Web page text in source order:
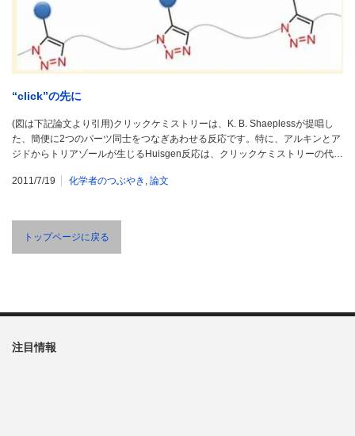
“click”の先に
(図は下記論文より引用)クリックケミストリーは、K. B. Shaeplessが提唱し
た、簡便に2つのパーツ同士をつなぎあわせる反応です。特に、アルキンとア
ジドからトリアゾールが生じるHuisgen反応は、クリックケミストリーの代…
2011/7/19 化学者のつぶやき , 論文
トップページに戻る
注目情報